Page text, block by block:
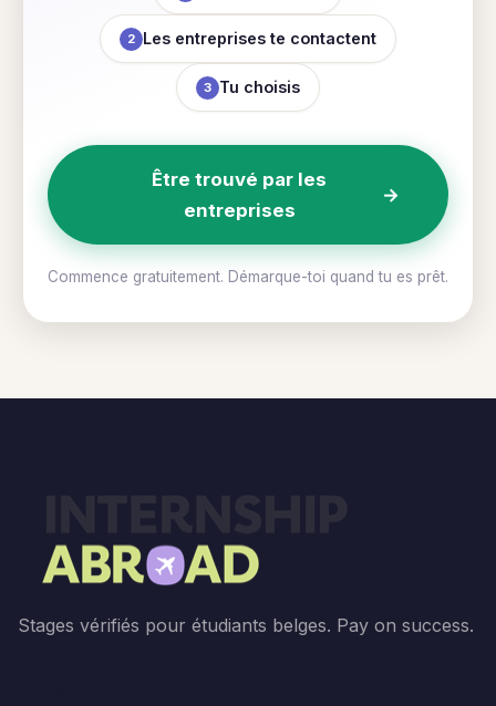
2 Les entreprises te contactent
3 Tu choisis
Être trouvé par les
entreprises
→
Commence gratuitement. Démarque-toi quand tu es prêt.
Stages vérifiés pour étudiants belges. Pay on success.